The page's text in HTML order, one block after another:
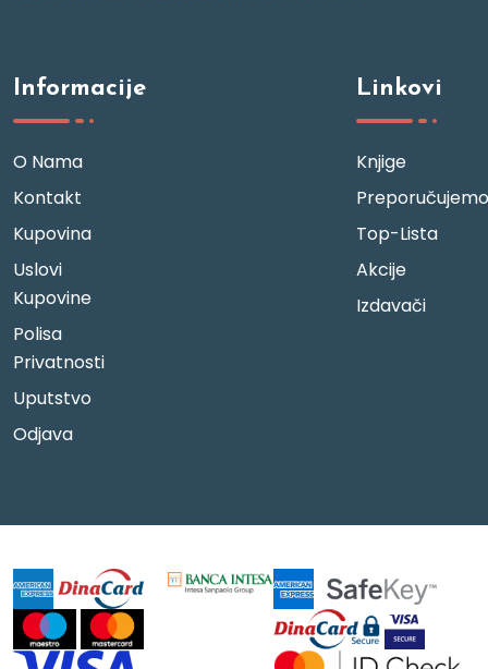
Informacije
O Nama
Kontakt
Kupovina
Uslovi
Kupovine
Polisa
Privatnosti
Uputstvo
Odjava
Linkovi
Knjige
Preporučujemo
Top-Lista
Akcije
Izdavači